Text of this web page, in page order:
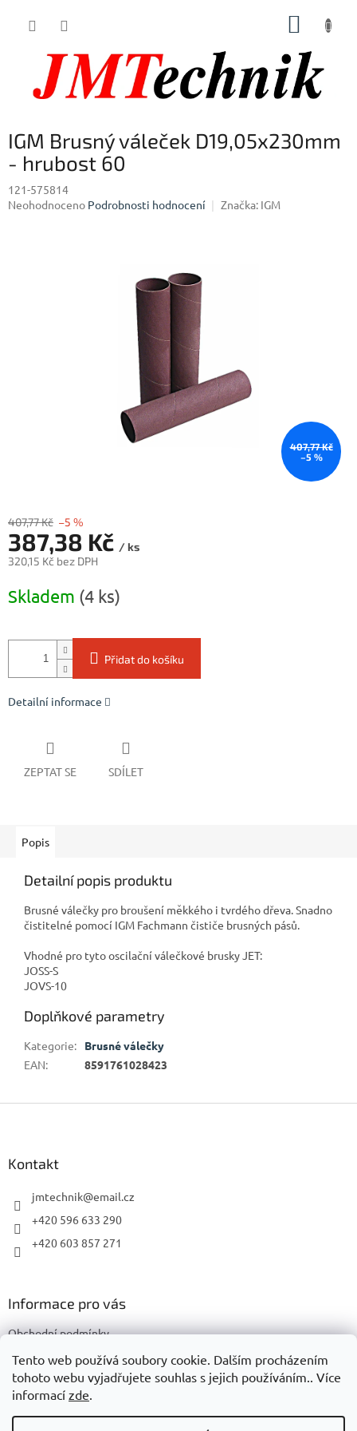
Tento web používá soubory cookie. Dalším procházením
tohoto webu vyjadřujete souhlas s jejich používáním.. Více
informací zde.
IGM Brusný váleček D19,05x230mm
- hrubost 60
121-575814
Průměrné
Neohodnoceno Podrobnosti hodnocení Značka: IGM
407,77 Kč
–5 %
407,77 Kč –5 %
387,38 Kč / ks
320,15 Kč bez DPH
cena:
Skladem (4 ks)
Přidat do košíku
Detailní informace
ZEPTAT SE SDÍLET
Popis
Detailní popis produktu
Brusné válečky pro broušení měkkého i tvrdého dřeva. Snadno
čistitelné pomocí IGM Fachmann čističe brusných pásů.
Vhodné pro tyto oscilační válečkové brusky JET:
JOSS-S
JOVS-10
Doplňkové parametry
Kategorie:
Brusné válečky
EAN: 8591761028423
Kontakt
jmtechnik@email.cz
+420 596 633 290
+420 603 857 271
Informace pro vás
Obchodní podmínky
Podmínky ochrany osobních údajů